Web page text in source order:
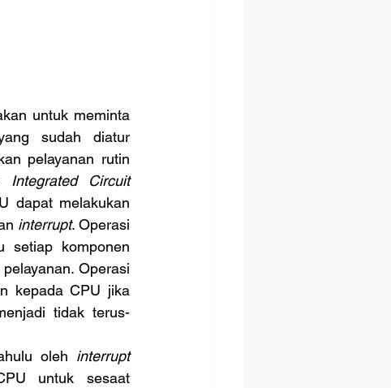
untuk meminta
sudah diatur
pelayanan rutin
Integrated Circuit
dapat melakukan
interrupt. Operasi
setiap komponen
Operasi
kepada CPU jika
tidak terus-
oleh
interrupt
untuk sesaat